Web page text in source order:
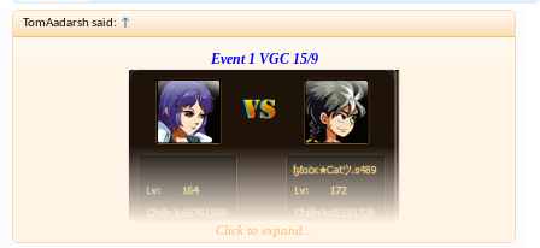
TomAadarsh said: ↑
Event 1 VGC 15/9
Click to expand...